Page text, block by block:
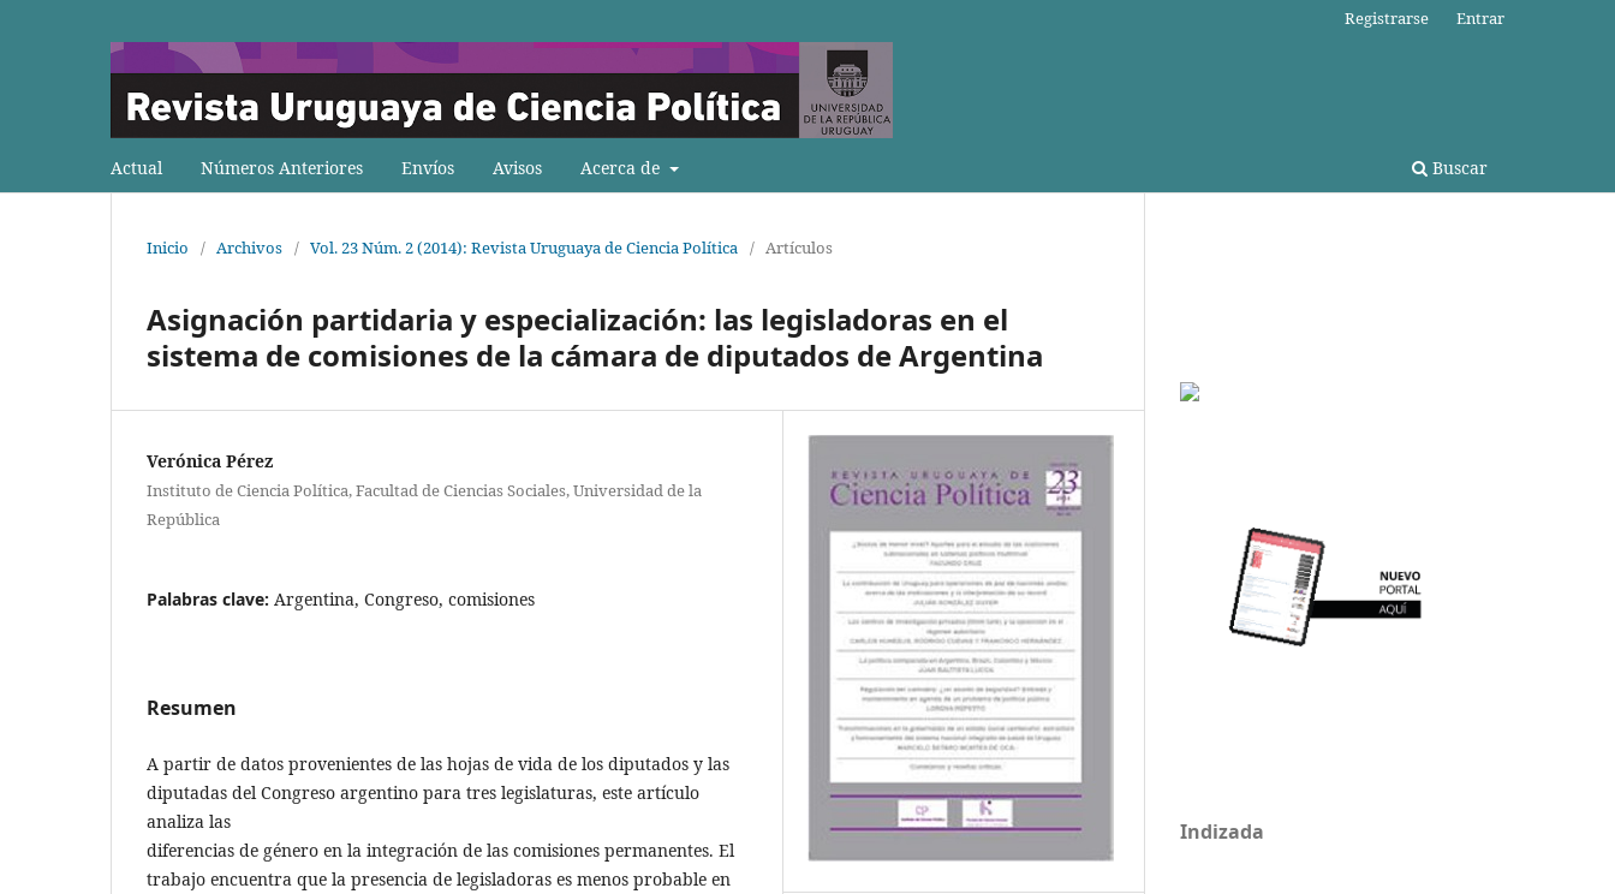
Actual Números Anteriores Envíos Avisos Acerca de Buscar
Registrarse Entrar
Inicio / Archivos / Vol. 23 Núm. 2 (2014): Revista Uruguaya de Ciencia Política / Artículos
Asignación partidaria y especialización: las legisladoras en el
sistema de comisiones de la cámara de diputados de Argentina
Verónica Pérez
Instituto de Ciencia Política, Facultad de Ciencias Sociales, Universidad de la
República
Palabras clave: Argentina, Congreso, comisiones
Resumen
A partir de datos provenientes de las hojas de vida de los diputados y las
diputadas del Congreso argentino para tres legislaturas, este artículo
analiza las
diferencias de género en la integración de las comisiones permanentes. El
trabajo encuentra que la presencia de legisladoras es menos probable en
Indizada